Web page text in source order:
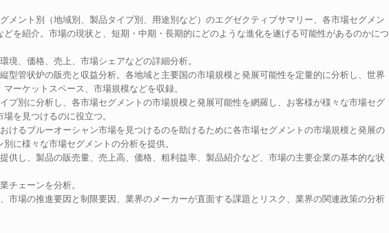
メント別（地域別、製品タイプ別、用途別など）のエグゼクティブサマリー、各市場セグメン
どを紹介。市場の現状と、短期・中期・長期的にどのような進化を遂げる可能性があるのかにつ
境、価格、売上、市場シェアなどの詳細分析。
型管状炉の販売と収益分析。各地域と主要国の市場規模と発展可能性を定量的に分析し、世界
ーケットスペース、市場規模などを収録。
プ別に分析し、各市場セグメントの市場規模と発展可能性を網羅し、お客様が様々な市場セグ
を見つけるのに役立つ。
けるブルーオーシャン市場を見つけるのを助けるために各市場セグメントの市場規模と発展の
に様々な市場セグメントの分析を提供。
供し、製品の販売量、売上高、価格、粗利益率、製品紹介など、市場の主要企業の基本的な状
チェーンを分析。
市場の推進要因と制限要因、業界のメーカーが直面する課題とリスク、業界の関連政策の分析